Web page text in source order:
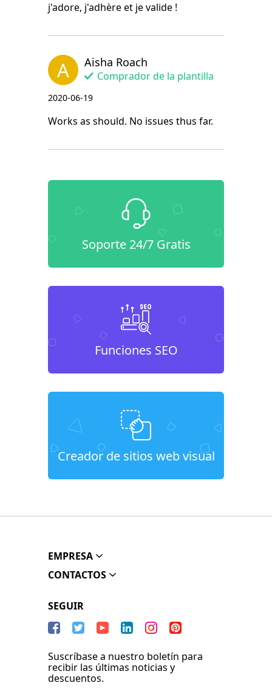
j'adore, j'adhère et je valide !
A Aisha Roach
Comprador de la plantilla
2020-06-19
Works as should. No issues thus far.
Soporte 24/7 Gratis
Funciones SEO
Creador de sitios web visual
EMPRESA
CONTACTOS
SEGUIR
Suscríbase a nuestro boletín para
recibir las últimas noticias y
descuentos.